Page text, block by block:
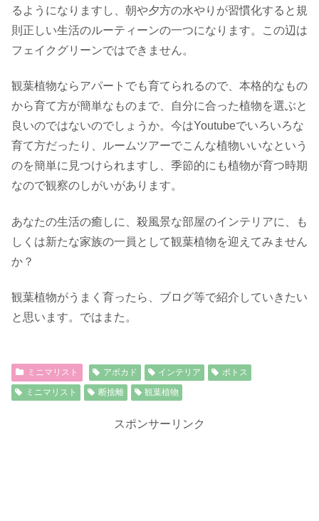
るようになりますし、朝や夕方の水やりが習慣化すると規
則正しい生活のルーティーンの一つになります。この辺は
フェイクグリーンではできません。
観葉植物ならアパートでも育てられるので、本格的なもの
から育て方が簡単なものまで、自分に合った植物を選ぶと
良いのではないのでしょうか。今はYoutubeでいろいろな
育て方だったり、ルームツアーでこんな植物いいなという
のを簡単に見つけられますし、季節的にも植物が育つ時期
なので観察のしがいがあります。
あなたの生活の癒しに、殺風景な部屋のインテリアに、も
しくは新たな家族の一員として観葉植物を迎えてみません
か？
観葉植物がうまく育ったら、ブログ等で紹介していきたい
と思います。ではまた。
ミニマリスト アボカド インテリア
ポトス
ミニマリスト
断捨離 観葉植物
スポンサーリンク